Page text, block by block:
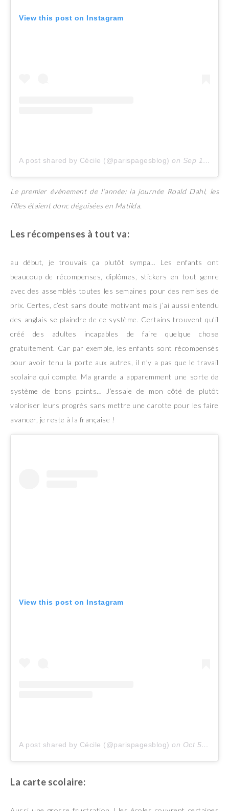
View this post on Instagram
A post shared by Cécile (@parispagesblog) on Sep 13, 2018 at 12:44am PDT
Le premier évènement de l’année: la journée Roald Dahl, les
filles étaient donc déguisées en Matilda.
Les récompenses à tout va:
au début, je trouvais ça plutôt sympa… Les enfants ont
beaucoup de récompenses, diplômes, stickers en tout genre
avec des assemblés toutes les semaines pour des remises de
prix. Certes, c’est sans doute motivant mais j’ai aussi entendu
des anglais se plaindre de ce système. Certains trouvent qu’il
créé des adultes incapables de faire quelque chose
gratuitement. Car par exemple, les enfants sont récompensés
pour avoir tenu la porte aux autres, il n’y a pas que le travail
scolaire qui compte. Ma grande a apparemment une sorte de
système de bons points… J’essaie de mon côté de plutôt
valoriser leurs progrès sans mettre une carotte pour les faire
avancer, je reste à la française !
View this post on Instagram
A post shared by Cécile (@parispagesblog) on Oct 5, 2018 at 9:54am PDT
La carte scolaire: